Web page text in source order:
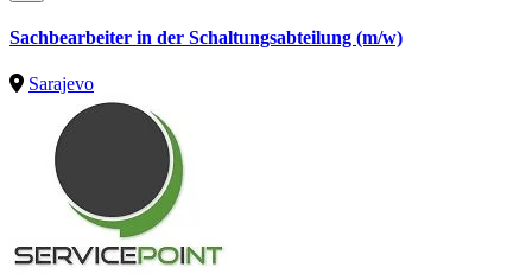
Sachbearbeiter in der Schaltungsabteilung (m/w)
Sarajevo